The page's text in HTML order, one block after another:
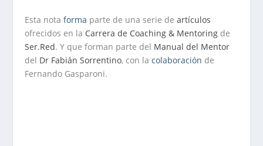
Esta notaforma parte de una serie deartículos
ofrecidos en la Carrera de Coaching & Mentoring de
Ser.Red. Y que forman parte del Manual del Mentor
del Dr Fabián Sorrentino, con lacolaboración de
Fernando Gasparoni.